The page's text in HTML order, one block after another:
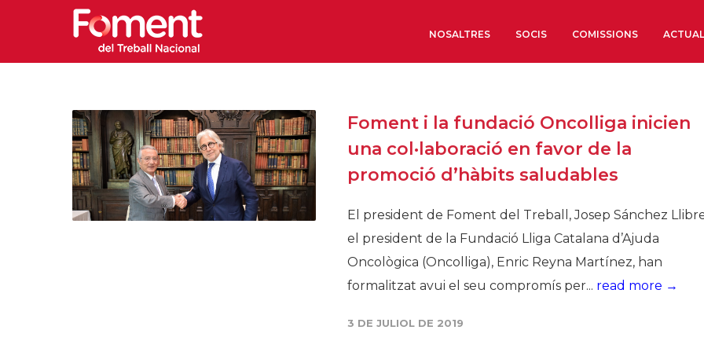
NOSALTRES
Òrgans de Govern
Òrgans Consultius
Estructura Executiva
Econòmics i Socials
Organitzacions
Organitzacions
SOCIS COMISSIONS
Foment i la fundació Oncolliga inicien
una col·laboració en favor de la
promoció d’hàbits saludables
El president de Foment del Treball, Josep Sánchez
el president de la Fundació Lliga Catalana d’Ajuda
Oncològica (Oncolliga), Enric Reyna Martínez, han
formalitzat avui el seu compromís per... read more →
3 DE JULIOL DE 2019